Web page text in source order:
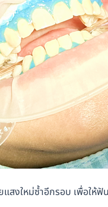
สงใหม่ซ้ำอีกรอบ เพื่อให้